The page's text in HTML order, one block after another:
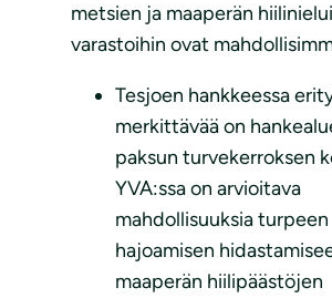
metsien ja maaperän
varastoihin ovat
Tesjoen hankkeessa
merkittävää on
paksun turvekerroksen
YVA:ssa on arvioitava
mahdollisuuksia turpeen
hajoamisen
maaperän hiilipäästöjen